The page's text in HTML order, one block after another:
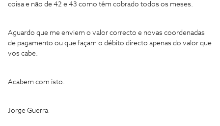
coisa e não de 42 e 43 como têm cobrado todos os meses.
Aguardo que me enviem o valor correcto e novas coordenadas
de pagamento ou que façam o débito directo apenas do valor que
vos cabe.
Acabem com isto.
Jorge Guerra